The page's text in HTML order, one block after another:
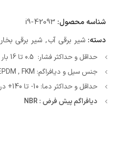
شناسه محصول: i9-42093
دسته: شیر برقی آب, شیر برقی بخار
حداقل و حداکثر فشار: 0.5 تا 16 بار
جنس سیل و دیافراگم: NBR , EPDM , FKM
حداقل و حداکثر دما: 10- تا 140+ درجه سانتیگراد
دیافراگم پیش فرض : NBR